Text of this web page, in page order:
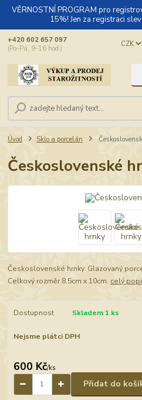
VĚRNOSTNÍ PROGRAM pro
15%! Jen za registraci
CZK
+420 602 657 097
(Po-Pá, 9-16 hod.)
Úvod Sklo a porcelán
Československé
Československé hrnky. Glazovaný
Celkový rozměr 8.5cm x 10cm. celý
Dostupnost Skladem 1 ks
Nejsme plátci DPH
600 Kč/ks
Přidat do